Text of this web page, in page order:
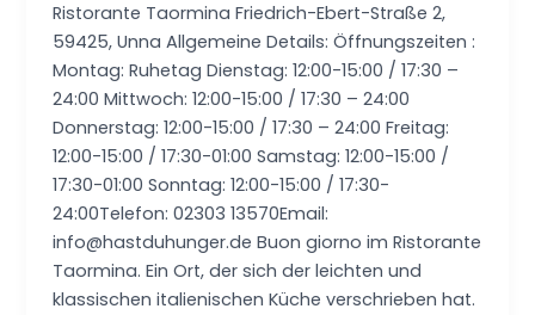
Ristorante Taormina Friedrich-Ebert-Straße 2,
59425, Unna Allgemeine Details: Öffnungszeiten :
Montag: Ruhetag Dienstag: 12:00-15:00 / 17:30 –
24:00 Mittwoch: 12:00-15:00 / 17:30 – 24:00
Donnerstag: 12:00-15:00 / 17:30 – 24:00 Freitag:
12:00-15:00 / 17:30-01:00 Samstag: 12:00-15:00 /
17:30-01:00 Sonntag: 12:00-15:00 / 17:30-
24:00Telefon: 02303 13570Email:
info@hastduhunger.de Buon giorno im Ristorante
Taormina. Ein Ort, der sich der leichten und
klassischen italienischen Küche verschrieben hat.